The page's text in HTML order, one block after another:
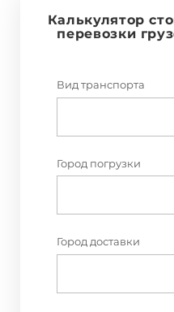
Калькулятор
перевозки
Вид транспорта
Город погрузки
Город доставки